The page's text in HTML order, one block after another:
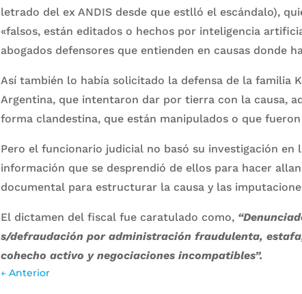
letrado del ex ANDIS desde que estlló el escándalo),
«falsos, están editados o hechos por inteligencia
abogados defensores que entienden en causas donde
Así también lo había solicitado la defensa de la familia
Argentina, que intentaron dar por tierra con la causa,
forma clandestina, que están manipulados o que
Pero el funcionario judicial no basó su investigación en
información que se desprendió de ellos para hacer
documental para estructurar la causa y las
El dictamen del fiscal fue caratulado como,
s/defraudación por administración fraudulenta,
cohecho activo y negociaciones incompatibles”.
← Anterior